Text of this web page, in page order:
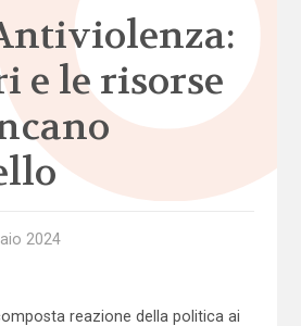
e le risorse
2024
reazione della politica ai